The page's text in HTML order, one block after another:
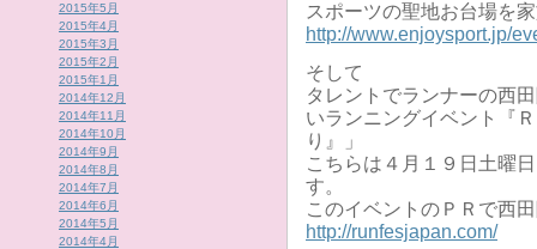
2015年5月
2015年4月
2015年3月
2015年2月
2015年1月
2014年12月
2014年11月
2014年10月
2014年9月
2014年8月
2014年7月
2014年6月
2014年5月
2014年4月
スポーツの聖地お台場を
http://www.enjoysport.jp/
そして
タレントでランナーの西
いランニングイベント『
り』」
こちらは４月１９日土曜
す。
このイベントのＰＲで西
http://runfesjapan.com/